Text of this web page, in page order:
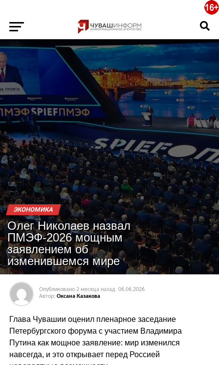
ЭКОНОМИКА
Олег Николаев назвал
ПМЭФ‑2026 мощным
заявлением об
изменившемся мире
Опубликовано 2 месяца назад 06.06.2026
Автор: Оксана Казакова
Глава Чувашии оценил пленарное заседание
Петербургского форума с участием Владимира
Путина как мощное заявление: мир изменился
навсегда, и это открывает перед Россией